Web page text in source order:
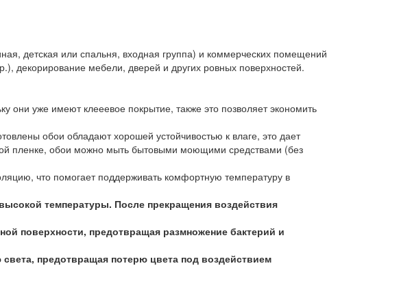
детская или спальня, входная группа) и коммерческих помещений
декорирование мебели, дверей и других ровных поверхностей.
уже имеют клееевое покрытие, также это позволяет экономить
обои обладают хорошей устойчивостью к влаге, это дает
пленке, обои можно мыть бытовыми моющими средствами (без
что помогает поддерживать комфортную температуру в
температуры. После прекращения воздействия
поверхности, предотвращая размножение бактерий и
предотвращая потерю цвета под воздействием